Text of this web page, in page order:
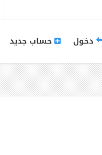
دخول حساب جديد